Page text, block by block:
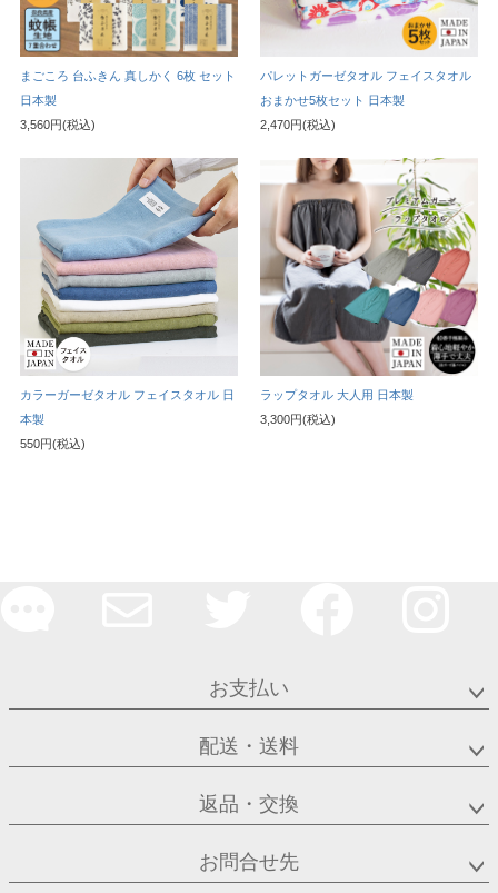
まごころ 台ふきん 真しかく 6枚 セット
日本製
3,560円(税込)
パレットガーゼタオル フェイスタオル
おまかせ5枚セット 日本製
2,470円(税込)
カラーガーゼタオル フェイスタオル 日
本製
550円(税込)
ラップタオル 大人用 日本製
3,300円(税込)
お支払い
配送・送料
返品・交換
お問合せ先